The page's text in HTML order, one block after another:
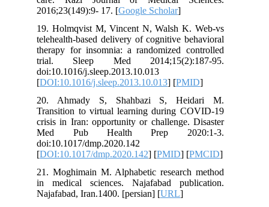
2016;23(149):9- 17. [Google Scholar
19. Holmqvist M, Vincent N, Walsh K. Web-vs
telehealth-based delivery of cognitive behavioral
therapy for insomnia: a randomized controlled
trial. Sleep Med 2014;15(2):187-95.
doi:10.1016/j.sleep.2013.10.013
[DOI:10.1016/j.sleep.2013.10.013] [PMID
20. Ahmady S, Shahbazi S, Heidari M.
Transition to virtual learning during COVID-19
crisis in Iran: opportunity or challenge. Disaster
Med Pub Health Prep 2020:1-3.
doi:10.1017/dmp.2020.142
[DOI:10.1017/dmp.2020.142] [PMID] [PMCID
21. Moghimain M. Alphabetic research method
in medical sciences. Najafabad publication.
Najafabad, Iran.1400. [persian] [URL